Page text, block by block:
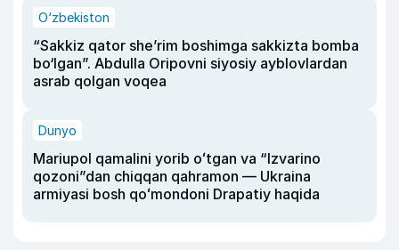
O‘zbekiston
“Sakkiz qator she’rim boshimga sakkizta bomba
bo‘lgan”. Abdulla Oripovni siyosiy ayblovlardan
asrab qolgan voqea
Dunyo
Mariupol qamalini yorib oʻtgan va “Izvarino
qozoni”dan chiqqan qahramon — Ukraina
armiyasi bosh qoʻmondoni Drapatiy haqida